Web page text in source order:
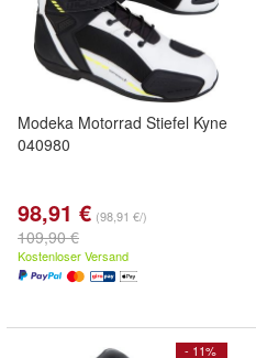
Modeka Motorrad Stiefel Kyne
040980
98,91 € (98,91 €/)
109,90 €
Kostenloser Versand
- 11%